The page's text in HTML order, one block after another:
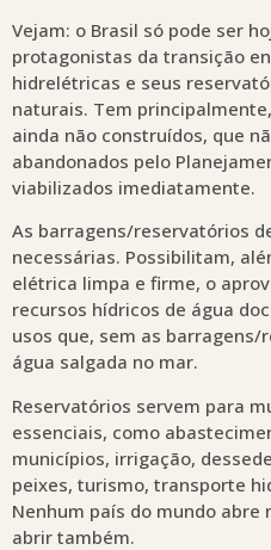
Vejam: o Brasil só pode ser
protagonistas da transição
hidrelétricas e seus
naturais. Tem
ainda não construídos, que
abandonados pelo
viabilizados imediatamente.
As barragens/reservatórios
necessárias. Possibilitam,
elétrica limpa e firme, o
recursos hídricos de água
usos que, sem as
água salgada no mar.
Reservatórios servem para
essenciais, como
municípios, irrigação,
peixes, turismo, transporte
Nenhum país do mundo abre
abrir também.